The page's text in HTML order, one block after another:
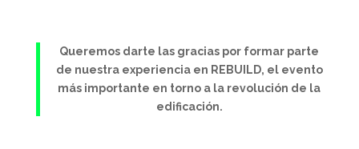
Queremos darte las gracias por formar parte
de nuestra experiencia en REBUILD, el evento
más importante en torno a la revolución de la
edificación.